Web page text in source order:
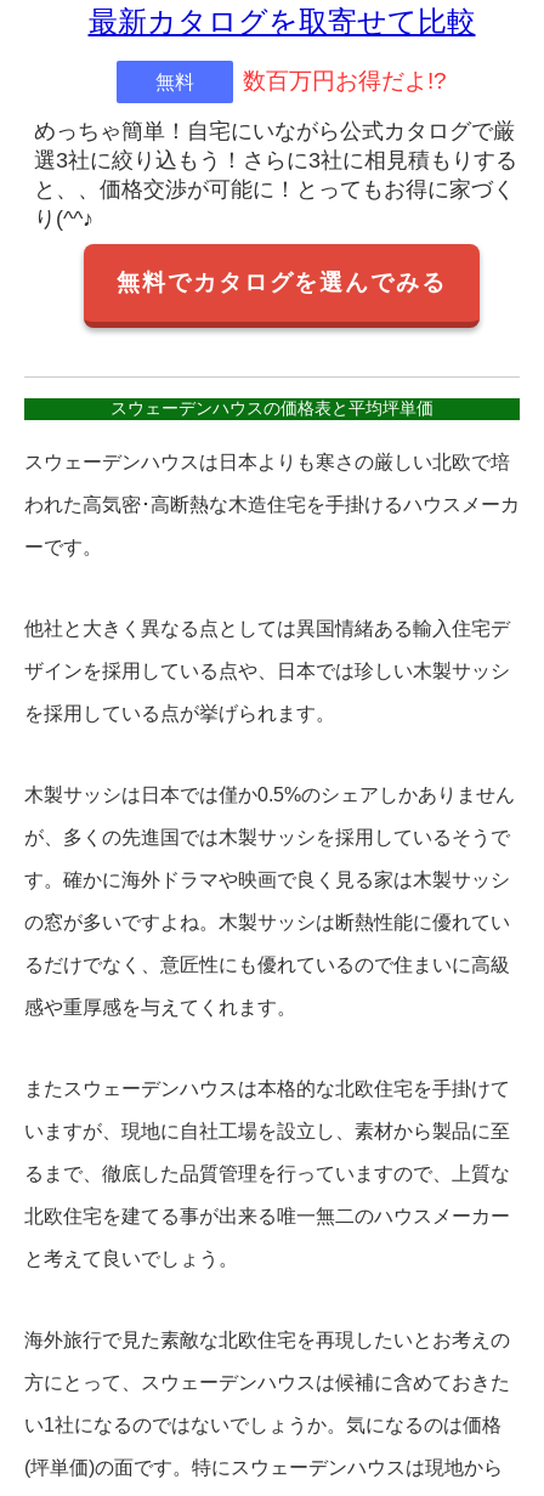
最新カタログを取寄せて比較
無料 数百万円お得だよ!?
めっちゃ簡単！自宅にいながら公式カタログで厳
選3社に絞り込もう！さらに3社に相見積もりする
と、、価格交渉が可能に！とってもお得に家づく
り(^^♪
無料でカタログを選んでみる
スウェーデンハウスの価格表と平均坪単価
スウェーデンハウスは日本よりも寒さの厳しい北欧で培
われた高気密･高断熱な木造住宅を手掛けるハウスメーカ
ーです。
他社と大きく異なる点としては異国情緒ある輸入住宅デ
ザインを採用している点や、日本では珍しい木製サッシ
を採用している点が挙げられます。
木製サッシは日本では僅か0.5%のシェアしかありません
が、多くの先進国では木製サッシを採用しているそうで
す。確かに海外ドラマや映画で良く見る家は木製サッシ
の窓が多いですよね。木製サッシは断熱性能に優れてい
るだけでなく、意匠性にも優れているので住まいに高級
感や重厚感を与えてくれます。
またスウェーデンハウスは本格的な北欧住宅を手掛けて
いますが、現地に自社工場を設立し、素材から製品に至
るまで、徹底した品質管理を行っていますので、上質な
北欧住宅を建てる事が出来る唯一無二のハウスメーカー
と考えて良いでしょう。
海外旅行で見た素敵な北欧住宅を再現したいとお考えの
方にとって、スウェーデンハウスは候補に含めておきた
い1社になるのではないでしょうか。気になるのは価格
(坪単価)の面です。特にスウェーデンハウスは現地から